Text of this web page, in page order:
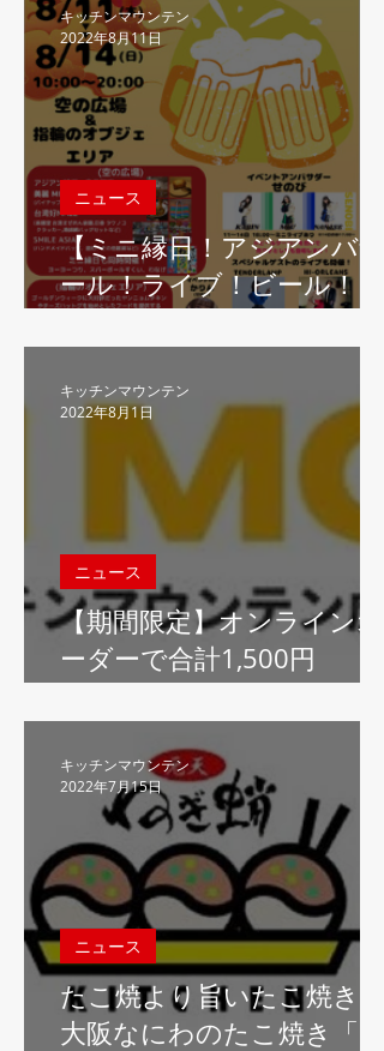
【ミニ縁日！アジアンバザ
ール！ライブ！ビール！】
ンマウンテン"はイオンレ
イクタウンにて開催される
「アウトレット アジアン
バザール＆ビアテラス」に
キッチンカーとして出店し
ます！
ニュース
キッチンマウンテン
2022年8月11日
【期間限定】オンラインオ
ーダーで合計1,500円
ッチン"キッチンマウンテ
ン虎ノ門"、オンラインオ
ーダー開始記念キャンペー
ンを開催
ニュース
キッチンマウンテン
2022年8月1日
たこ焼より旨いたこ焼き！
大阪なにわのたこ焼き「元
ニュース
キッチンマウンテン
2022年7月15日